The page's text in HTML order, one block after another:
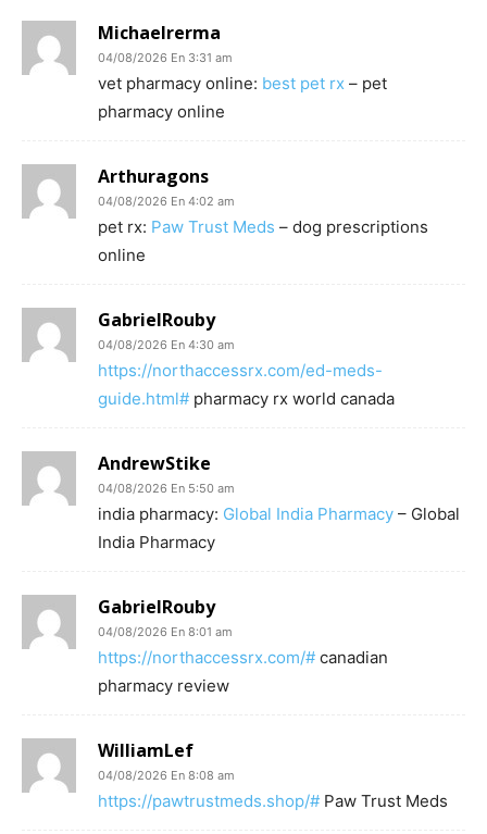
Michaelrerma
04/08/2026 En 3:31 am
vet pharmacy online: best pet rx – pet
pharmacy online
Arthuragons
04/08/2026 En 4:02 am
pet rx: Paw Trust Meds – dog prescriptions
online
GabrielRouby
04/08/2026 En 4:30 am
https://northaccessrx.com/ed-meds-
guide.html# pharmacy rx world canada
AndrewStike
04/08/2026 En 5:50 am
india pharmacy: Global India Pharmacy – Global
India Pharmacy
GabrielRouby
04/08/2026 En 8:01 am
https://northaccessrx.com/# canadian
pharmacy review
WilliamLef
04/08/2026 En 8:08 am
https://pawtrustmeds.shop/# Paw Trust Meds